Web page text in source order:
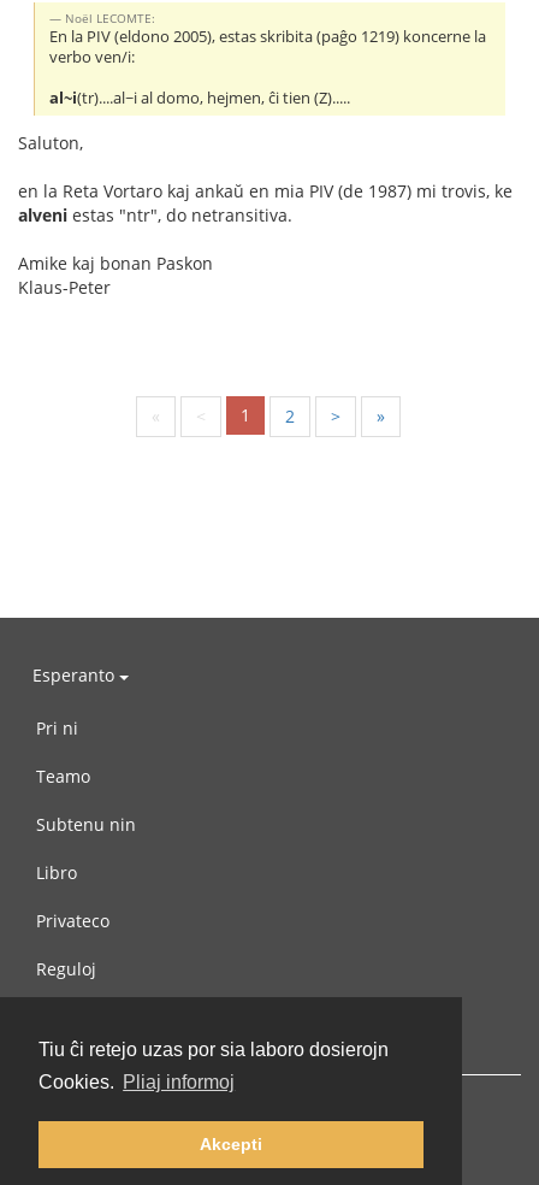
Tiu ĉi retejo uzas por sia laboro dosierojn
Cookies. Pliaj informoj
Akcepti
Noël LECOMTE:
En la PIV (eldono 2005), estas skribita (paĝo 1219) koncerne la
verbo ven/i:
al~i(tr)....al~i al domo, hejmen, ĉi tien (Z).....
Saluton,
en la Reta Vortaro kaj ankaŭ en mia PIV (de 1987) mi trovis, ke
alveni estas "ntr", do netransitiva.
Amike kaj bonan Paskon
Klaus-Peter
« < 1 2 > »
Esperanto
Pri ni
Teamo
Subtenu nin
Libro
Privateco
Reguloj
© 2002-2026 lernu.net |Impressum